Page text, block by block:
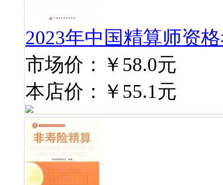
2023年中国精算师资
市场价：
￥58.0元
本店价：
￥55.1元